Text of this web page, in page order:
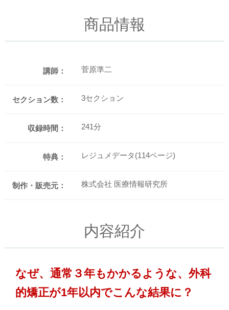
商品情報
講師： 菅原準二
セクション数： 3セクション
収録時間： 241分
特典： レジュメデータ(114ページ)
制作・販売元： 株式会社 医療情報研究所
内容紹介
なぜ、通常３年もかかるような、外科
的矯正が1年以内でこんな結果に？